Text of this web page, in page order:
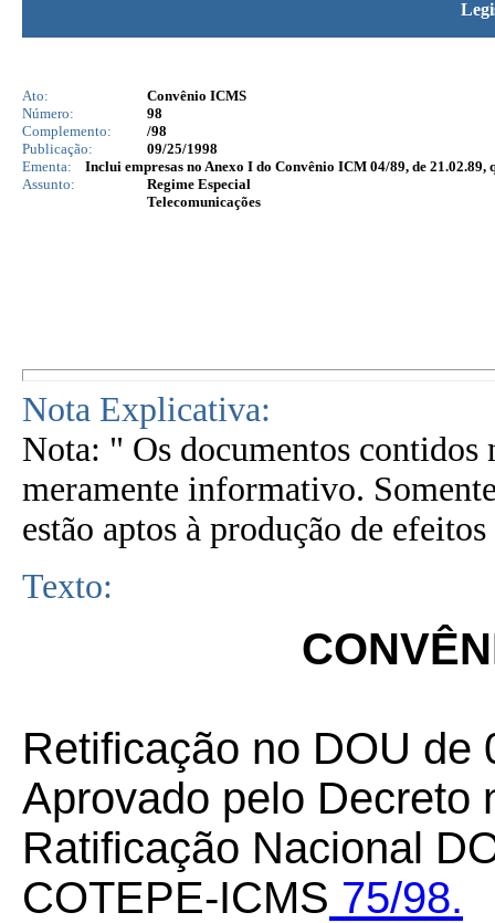
Ato:
Convênio ICMS
Número:
98
Complemento:
/98
Publicação:
09/25/1998
Ementa:
Inclui empresas no Anexo I do Convênio ICM 04/89, de 21.02.89,
Assunto:
Regime Especial
Telecomunicações
Nota Explicativa:
Nota: " Os documentos contidos
meramente informativo.
estão aptos à produção de
Texto:
Retificação no DOU de
Aprovado pelo Decreto
Ratificação Nacional
COTEPE-ICMS 75/98.